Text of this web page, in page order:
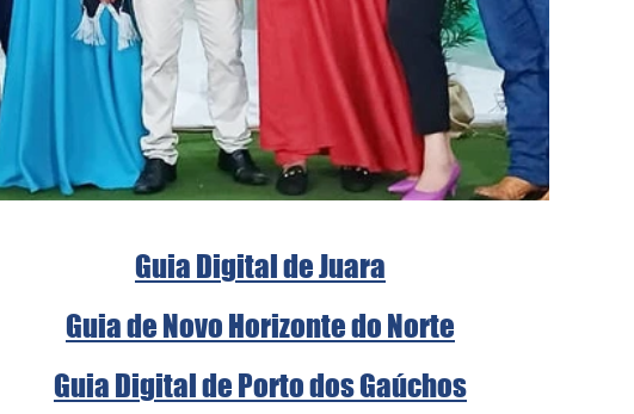
Guia Digital de Juara
Guia de Novo Horizonte do Norte
Guia Digital de Porto dos Gaúchos